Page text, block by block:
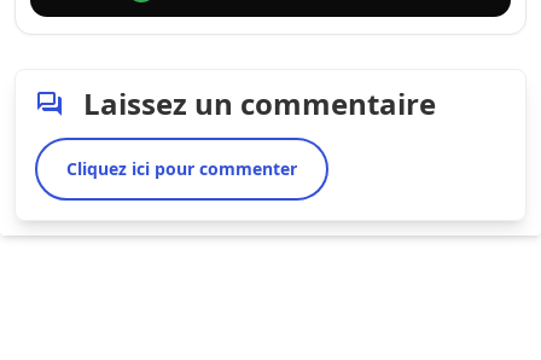
Laissez un commentaire
Cliquez ici pour commenter